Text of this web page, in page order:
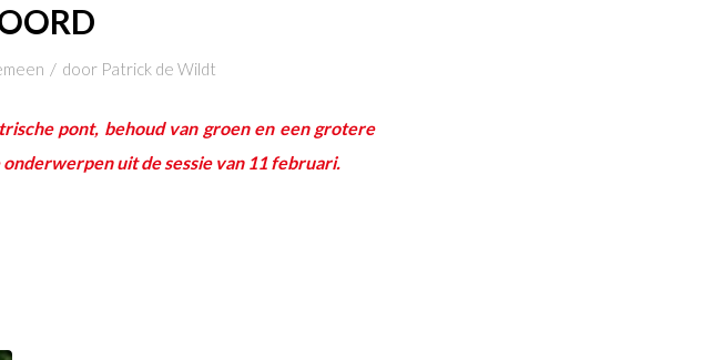
/ door Patrick de Wildt
pont, behoud van groen en een grotere
uit de sessie van 11 februari.